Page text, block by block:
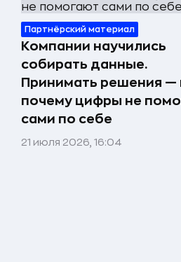
Партнёрский материал
Компании научились
собирать данные.
Принимать решения —
почему цифры не
сами по себе
21 июля 2026, 16:04